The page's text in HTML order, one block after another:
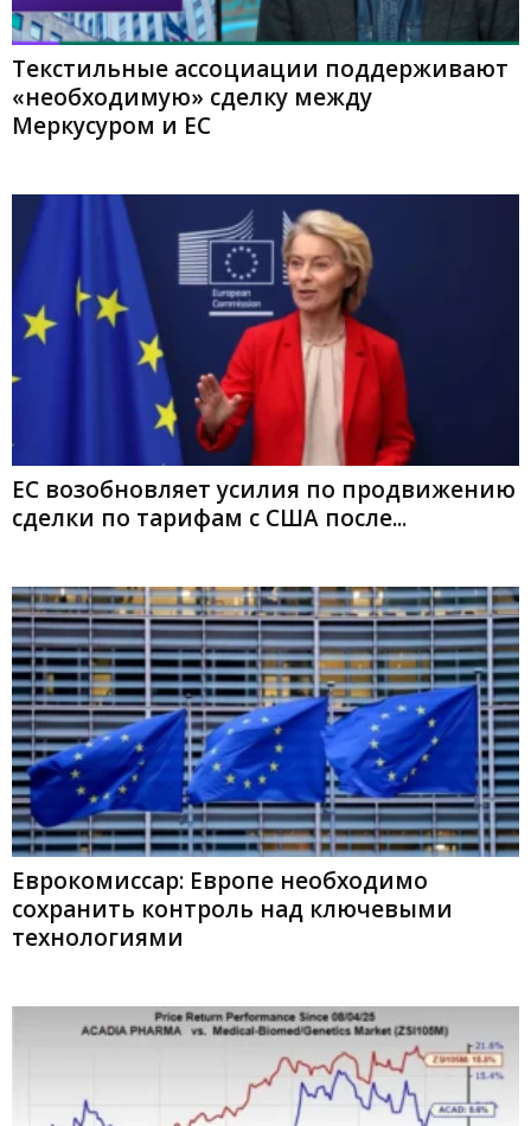
Текстильные ассоциации поддерживают
«необходимую» сделку между
Меркусуром и ЕС
ЕС возобновляет усилия по продвижению
сделки по тарифам с США после...
Еврокомиссар: Европе необходимо
сохранить контроль над ключевыми
технологиями